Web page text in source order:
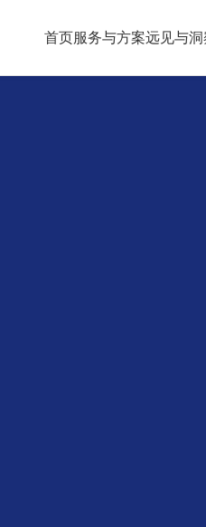
首页服务与方案远见与